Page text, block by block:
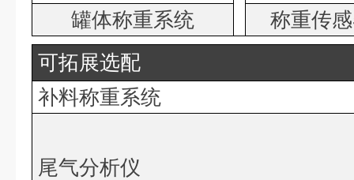
罐体称重系统
称重传
可拓展选配
补料称重系统
尾气分析仪